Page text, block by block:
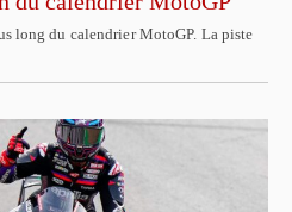
long du calendrier MotoGP. La piste